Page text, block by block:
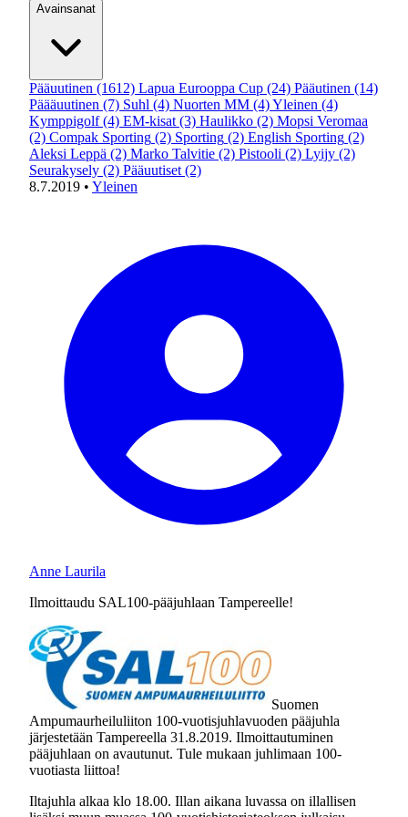
Avainsanat
Pääuutinen (1612) Lapua Eurooppa Cup (24) Pääutinen (14)
Päääuutinen (7) Suhl (4) Nuorten MM (4)Yleinen (4)
Kymppigolf (4) EM-kisat (3) Haulikko (2) Mopsi Veromaa
(2) Compak Sporting (2) Sporting (2) English Sporting (2)
Aleksi Leppä (2) Marko Talvitie (2) Pistooli (2) Lyijy (2)
Seurakysely (2) Pääuutiset (2)
8.7.2019 • Yleinen
Anne Laurila
Ilmoittaudu SAL100-pääjuhlaan Tampereelle!
Suomen
Ampumaurheiluliiton 100-vuotisjuhlavuoden pääjuhla
järjestetään Tampereella 31.8.2019. Ilmoittautuminen
pääjuhlaan on avautunut. Tule mukaan juhlimaan 100-
vuotiasta liittoa!
Iltajuhla alkaa klo 18.00. Illan aikana luvassa on illallisen